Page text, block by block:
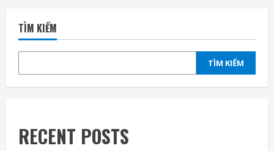
TÌM KIẾM
TÌM KIẾM
RECENT POSTS